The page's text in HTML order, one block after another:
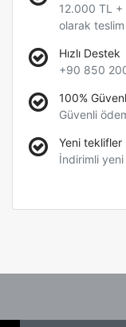
12.000 TL +
olarak
Hızlı Destek
+90 850
100%
Güvenli
Yeni teklifler
İndirimli